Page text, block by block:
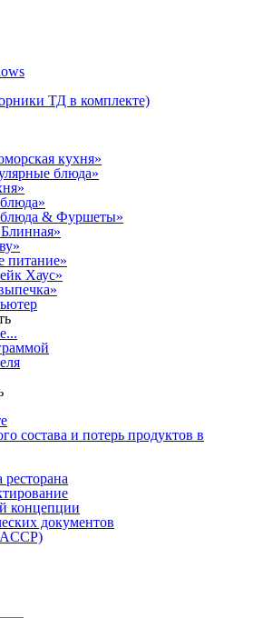
ТД в комплекте)
кухня»
блюда»
блюда & Фуршеты»
питание»
Хаус»
состава и потерь продуктов в
концепции
документов